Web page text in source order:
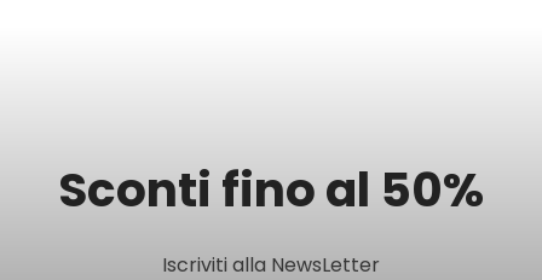
Sconti fino al 50%
Iscriviti alla NewsLetter